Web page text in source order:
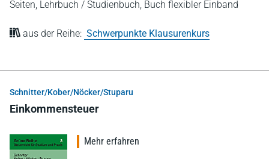
Seiten, Lehrbuch / Studienbuch, Buch flexibler Einband
aus der Reihe: Schwerpunkte Klausurenkurs
Schnitter/Kober/Nöcker/Stuparu
Einkommensteuer
Mehr erfahren